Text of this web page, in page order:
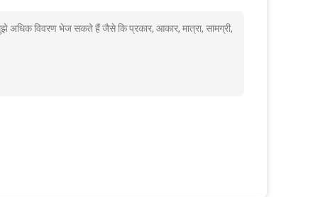
अधिक विवरण भेज सकते हैं जैसे कि प्रकार, आकार, मात्रा, सामग्री,